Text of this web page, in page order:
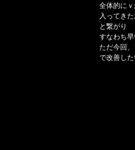
全体的に
入ってき
と繋がり
すなわち早
ただ今回
で改善した